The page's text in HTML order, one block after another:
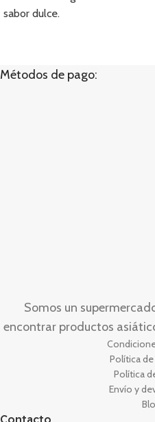
sabor dulce.
Métodos de pago:
Somos un
encontrar productos
Política
Política
Envío y